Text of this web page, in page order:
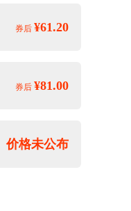
券后 ¥61.20
券后 ¥81.00
价格未公布